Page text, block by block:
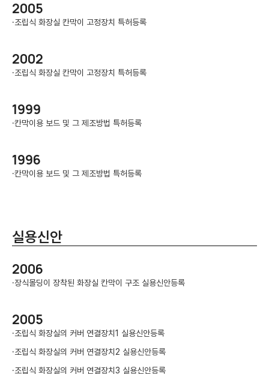
2005
·조립식 화장실 칸막이 고정장치 특허등록
2002
·조립식 화장실 칸막이 고정장치 특허등록
1999
·칸막이용 보드 및 그 제조방법 특허등록
1996
·칸막이용 보드 및 그 제조방법 특허등록
실용신안
2006
·장식몰딩이 장착된 화장실 칸막이 구조 실용신안등록
2005
·조립식 화장실의 커버 연결장치1 실용신안등록
·조립식 화장실의 커버 연결장치2 실용신안등록
·조립식 화장실의 커버 연결장치3 실용신안등록